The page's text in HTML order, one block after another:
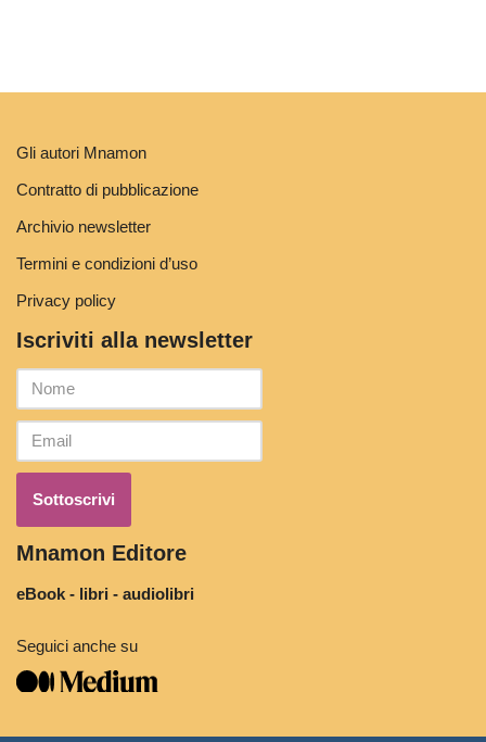
Gli autori Mnamon
Contratto di pubblicazione
Archivio newsletter
Termini e condizioni d’uso
Privacy policy
Iscriviti alla newsletter
Mnamon Editore
eBook - libri - audiolibri
Seguici anche su